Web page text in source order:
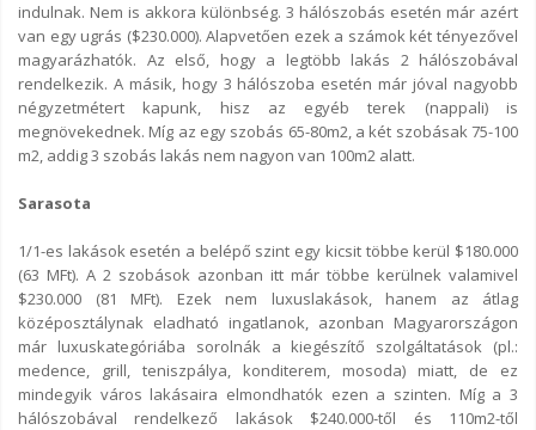
indulnak. Nem is akkora különbség. 3 hálószobás esetén már azért
van egy ugrás ($230.000). Alapvetően ezek a számok két tényezővel
magyarázhatók. Az első, hogy a legtöbb lakás 2 hálószobával
rendelkezik. A másik, hogy 3 hálószoba esetén már jóval nagyobb
négyzetmétert kapunk, hisz az egyéb terek (nappali) is
megnövekednek. Míg az egy szobás 65-80m2, a két szobásak 75-100
m2, addig 3 szobás lakás nem nagyon van 100m2 alatt.
Sarasota
1/1-es lakások esetén a belépő szint egy kicsit többe kerül $180.000
(63 MFt). A 2 szobások azonban itt már többe kerülnek valamivel
$230.000 (81 MFt). Ezek nem luxuslakások, hanem az átlag
középosztálynak eladható ingatlanok, azonban Magyarországon
már luxuskategóriába sorolnák a kiegészítő szolgáltatások (pl.:
medence, grill, teniszpálya, konditerem, mosoda) miatt, de ez
mindegyik város lakásaira elmondhatók ezen a szinten. Míg a 3
hálószobával rendelkező lakások $240.000-től és 110m2-től